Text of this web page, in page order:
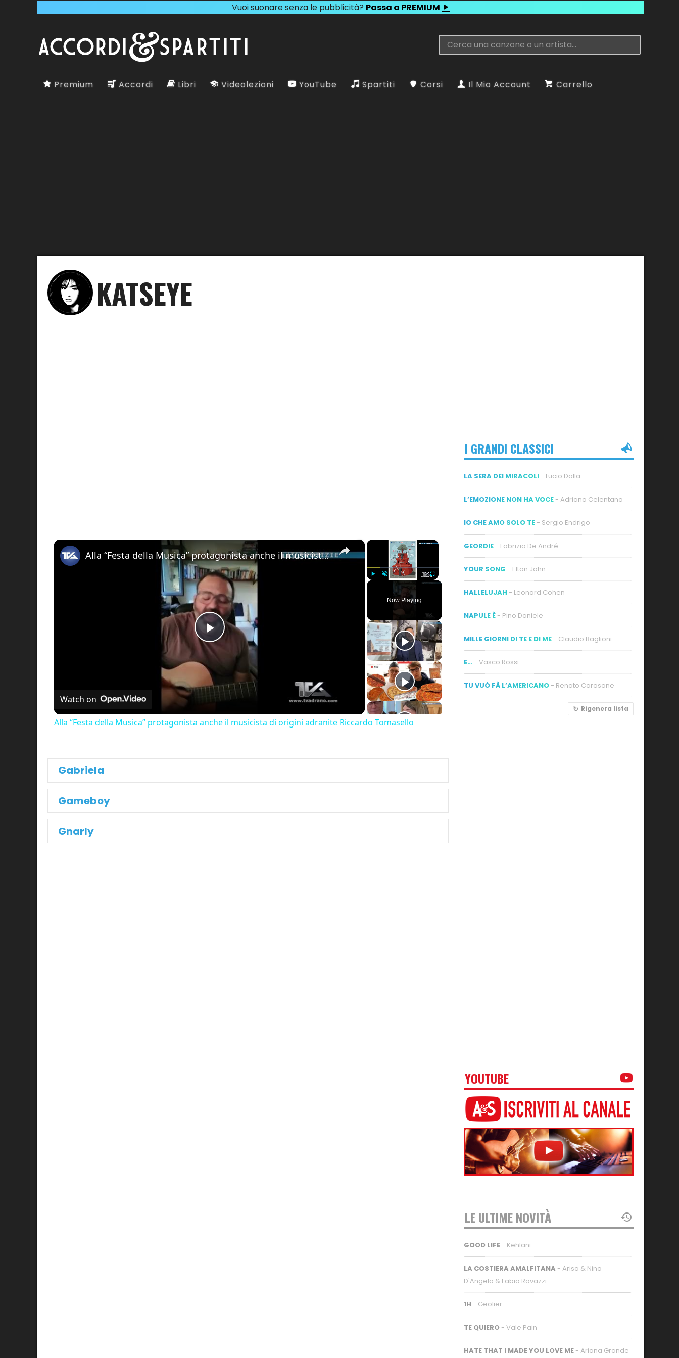
Vuoi suonare senza le pubblicità? Passa a PREMIUM
Premium Accordi Libri Videolezioni YouTube Spartiti Corsi Il Mio Account Carrello
KATSEYE
×
Fullscreen
Now Playing
×
Play
Video
Alla “Festa della Musica” protagonista anche il musicista di origini adranite Riccardo Tomasello
Watch on
Alla “Festa della Musica” protagonista anche il musicista di origini adranite Riccardo Tomasello
Gabriela
Gameboy
Gnarly
I GRANDI CLASSICI
LA SERA DEI MIRACOLI - Lucio Dalla
L’EMOZIONE NON HA VOCE - Adriano Celentano
IO CHE AMO SOLO TE - Sergio Endrigo
GEORDIE - Fabrizio De André
YOUR SONG - Elton John
HALLELUJAH - Leonard Cohen
NAPULE È - Pino Daniele
MILLE GIORNI DI TE E DI ME - Claudio Baglioni
E… - Vasco Rossi
TU VUÒ FÀ L’AMERICANO - Renato Carosone
Rigenera lista
YOUTUBE
LE ULTIME NOVITÀ
GOOD LIFE - Kehlani
LA COSTIERA AMALFITANA - Arisa & Nino
D'Angelo & Fabio Rovazzi
1H - Geolier
TE QUIERO - Vale Pain
HATE THAT I MADE YOU LOVE ME - Ariana Grande